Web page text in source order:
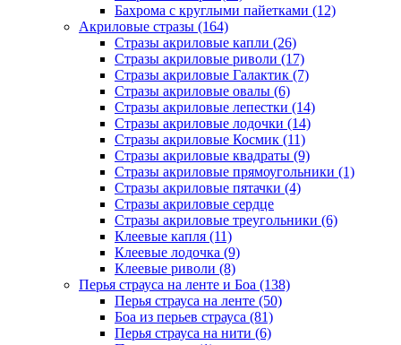
Бахрома с круглыми пайетками (12)
Акриловые стразы (164)
Стразы акриловые капли (26)
Стразы акриловые риволи (17)
Стразы акриловые Галактик (7)
Стразы акриловые овалы (6)
Стразы акриловые лепестки (14)
Стразы акриловые лодочки (14)
Стразы акриловые Космик (11)
Стразы акриловые квадраты (9)
Стразы акриловые прямоугольники (1)
Стразы акриловые пятачки (4)
Стразы акриловые сердце
Стразы акриловые треугольники (6)
Клеевые капля (11)
Клеевые лодочка (9)
Клеевые риволи (8)
Перья страуса на ленте и Боа (138)
Перья страуса на ленте (50)
Боа из перьев страуса (81)
Перья страуса на нити (6)